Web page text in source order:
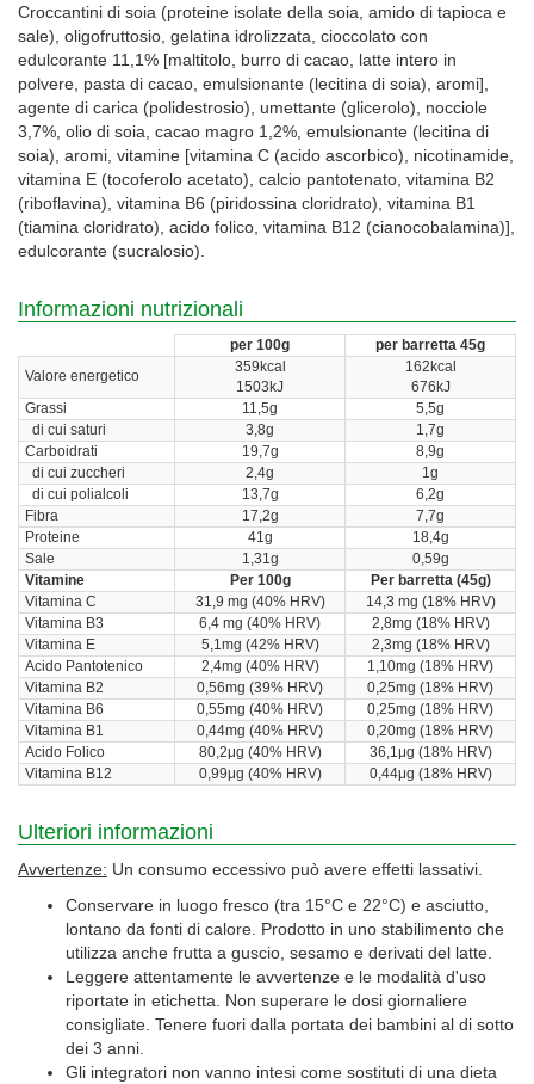
Croccantini di soia (proteine isolate della soia, amido di tapioca e
sale), oligofruttosio, gelatina idrolizzata, cioccolato con
edulcorante 11,1% [maltitolo, burro di cacao, latte intero in
polvere, pasta di cacao, emulsionante (lecitina di soia), aromi],
agente di carica (polidestrosio), umettante (glicerolo), nocciole
3,7%, olio di soia, cacao magro 1,2%, emulsionante (lecitina di
soia), aromi, vitamine [vitamina C (acido ascorbico), nicotinamide,
vitamina E (tocoferolo acetato), calcio pantotenato, vitamina B2
(riboflavina), vitamina B6 (piridossina cloridrato), vitamina B1
(tiamina cloridrato), acido folico, vitamina B12 (cianocobalamina)],
edulcorante (sucralosio).
Informazioni nutrizionali
per 100g
per barretta 45g
Valore energetico
359kcal
1503kJ
162kcal
676kJ
Grassi
11,5g
5,5g
di cui saturi
3,8g
1,7g
Carboidrati
19,7g
8,9g
di cui zuccheri
2,4g
1g
di cui polialcoli
13,7g
6,2g
Fibra
17,2g
7,7g
Proteine
41g
18,4g
Sale
1,31g
0,59g
Vitamine
Per 100g
Per barretta (45g)
Vitamina C
31,9 mg (40% HRV)
14,3 mg (18% HRV)
Vitamina B3
6,4 mg (40% HRV)
2,8mg (18% HRV)
Vitamina E
5,1mg (42% HRV)
2,3mg (18% HRV)
Acido Pantotenico
2,4mg (40% HRV)
1,10mg (18% HRV)
Vitamina B2
0,56mg (39% HRV)
0,25mg (18% HRV)
Vitamina B6
0,55mg (40% HRV)
0,25mg (18% HRV)
Vitamina B1
0,44mg (40% HRV)
0,20mg (18% HRV)
Acido Folico
80,2μg (40% HRV)
36,1μg (18% HRV)
Vitamina B12
0,99μg (40% HRV) 0,44μg (18% HRV)
Ulteriori informazioni
Avvertenze: Un consumo eccessivo può avere effetti lassativi.
Conservare in luogo fresco (tra 15°C e 22°C) e asciutto,
lontano da fonti di calore. Prodotto in uno stabilimento che
utilizza anche frutta a guscio, sesamo e derivati del latte.
Leggere attentamente le avvertenze e le modalità d'uso
riportate in etichetta. Non superare le dosi giornaliere
consigliate. Tenere fuori dalla portata dei bambini al di sotto
dei 3 anni.
Gli integratori non vanno intesi come sostituti di una dieta